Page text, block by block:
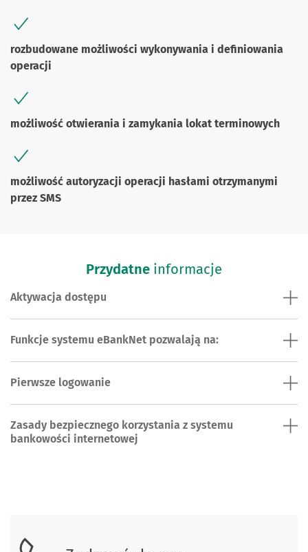
rozbudowane możliwości wykonywania i definiowania
operacji
możliwość otwierania i zamykania lokat terminowych
możliwość autoryzacji operacji hasłami otrzymanymi
przez SMS
Przydatne informacje
Aktywacja dostępu
Funkcje systemu eBankNet pozwalają na:
Pierwsze logowanie
Zasady bezpiecznego korzystania z systemu
bankowości internetowej